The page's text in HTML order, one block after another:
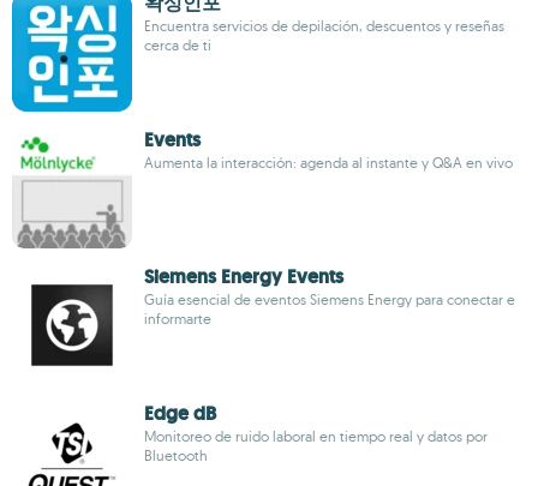
Encuentra servicios de depilación, descuentos y reseñas
cerca de ti
Events
Aumenta la interacción: agenda al instante y Q&A en vivo
Siemens Energy Events
Guía esencial de eventos Siemens Energy para conectar e
informarte
Edge dB
Monitoreo de ruido laboral en tiempo real y datos por
Bluetooth